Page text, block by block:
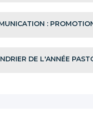
:
DE L'ANNÉE